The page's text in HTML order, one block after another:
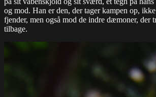
og mod. Han er den, der tager kampen op,
fjender, men også mod de indre dæmoner, der
tilbage.